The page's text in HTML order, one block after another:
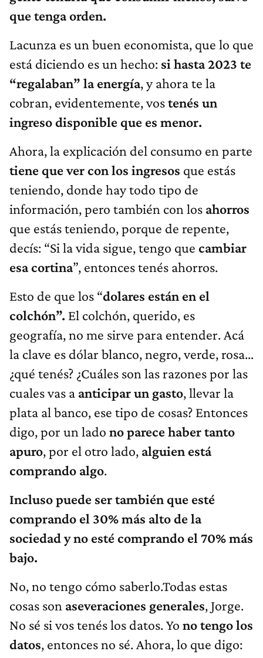
que tenga orden.
Lacunza es un buen economista, que lo que
está diciendo es un hecho: si hasta 2023 te
“regalaban” la energía, y ahora te la
cobran, evidentemente, vostenés un
ingreso disponible que es menor.
Ahora, la explicación del consumo en parte
tiene que ver con los ingresos que estás
teniendo, donde hay todo tipo de
información, pero también con los ahorros
que estás teniendo, porque de repente,
decís: “Si la vida sigue, tengo que cambiar
esa cortina”, entonces tenés ahorros.
Esto de que los “dolares están en el
colchón”. El colchón, querido, es
geografía, no me sirve para entender. Acá
la clave es dólar blanco, negro, verde, rosa…
¿qué tenés? ¿Cuáles son las razones por las
cuales vas a anticipar un gasto, llevar la
plata al banco, ese tipo de cosas? Entonces
digo, por un lado no parece haber tanto
apuro, por el otro lado, alguien está
comprando algo.
Incluso puede ser también que esté
comprando el 30% más alto de la
sociedad y no esté comprando el 70% más
bajo.
No, no tengo cómo saberlo.Todas estas
cosas son aseveraciones generales, Jorge.
No sé si vos tenés los datos. Yo no tengo los
datos, entonces no sé. Ahora, lo que digo: